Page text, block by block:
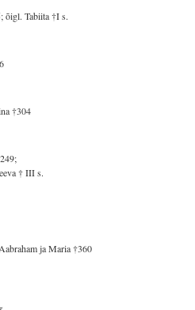
õigl. Tabiita †I s.
†304
† III s.
ja Maria †360